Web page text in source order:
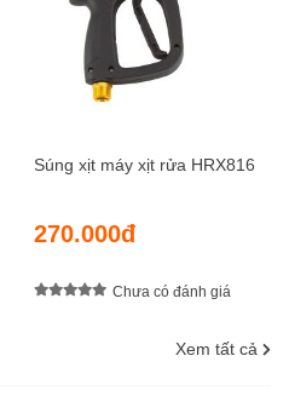
Súng xịt máy xịt rửa HRX816
270.000đ
Chưa có đánh giá
Xem tất cả